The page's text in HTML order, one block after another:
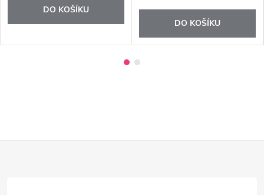
DO KOŠÍKU
DO KOŠÍKU